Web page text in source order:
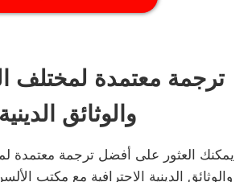
ترجمة معتمدة لمختلف
والوثائق الدينية
يمكنك العثور على أفضل ترجمة معتمدة
والوثائق الدينية الاحترافية مع مكتب